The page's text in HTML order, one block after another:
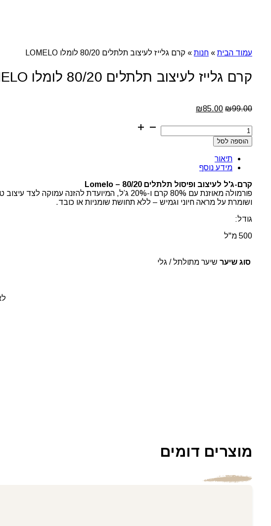
עמוד הבית » חנות » קרם גלייז לעיצוב תלתלים 80/20 לומלו LOMELO
קרם גלייז לעיצוב תלתלים 80/20 לומלו LOMELO
₪99.00
המחיר
היה:
₪99.00.
₪85.00
הוא:
₪85.00.
כמות
של
קרם
לעיצוב
תלתלים
לומלו
LOMELO
הוספה לסל
תיאור
מידע נוסף
קרם-ג'ל לעיצוב ופיסול תלתלים 80/20 – Lomelo
פורמולה מאוזנת עם 80% קרם ו-20% ג’ל,
ושומרת על מראה חיוני וגמיש – ללא תחושת שומניות או כובד.
גודל:
500 מ"ל
סוג שיער שיער מתולתל / גלי
מוצרים דומים